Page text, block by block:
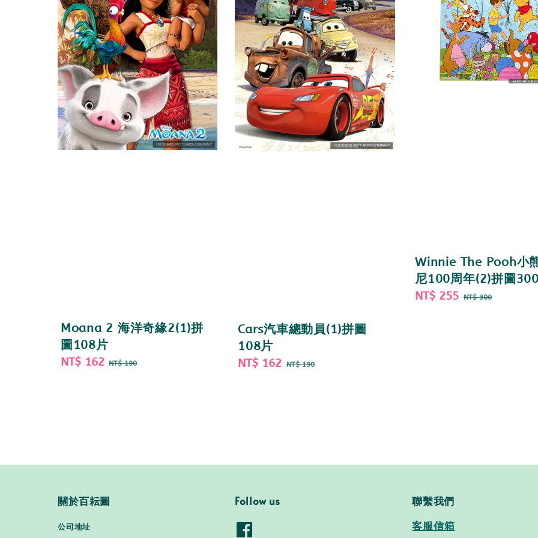
Moana 2 海洋奇緣2(1)拼
圖108片
Sale
NT$ 162 Regular
NT$ 190
Cars汽車總動員(1)拼圖
108片
Sale
NT$ 162 Regular
NT$ 190
Winnie The Pooh小
尼100周年(2)拼圖
Sale
NT$ 255 Regular
NT$ 300
關於百耘圖
公司地址
Follow us 聯繫我們
客服信箱